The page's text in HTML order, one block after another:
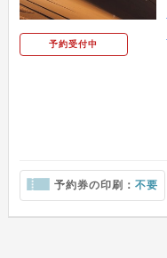
予約受付中
予約券の印刷： 不要